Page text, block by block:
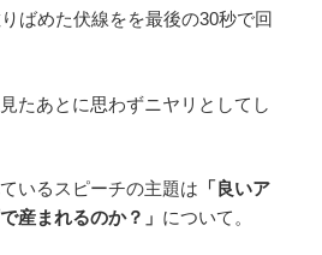
ばめた伏線をを最後の30秒で回
たあとに思わずニヤリとしてし
いるスピーチの主題は 「良いア
産まれるのか？」 について 。